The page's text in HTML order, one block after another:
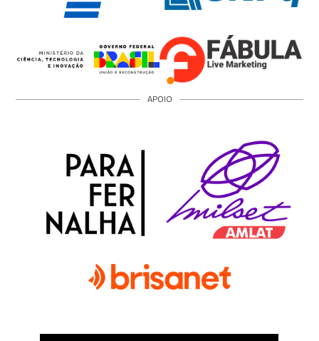
APOIO